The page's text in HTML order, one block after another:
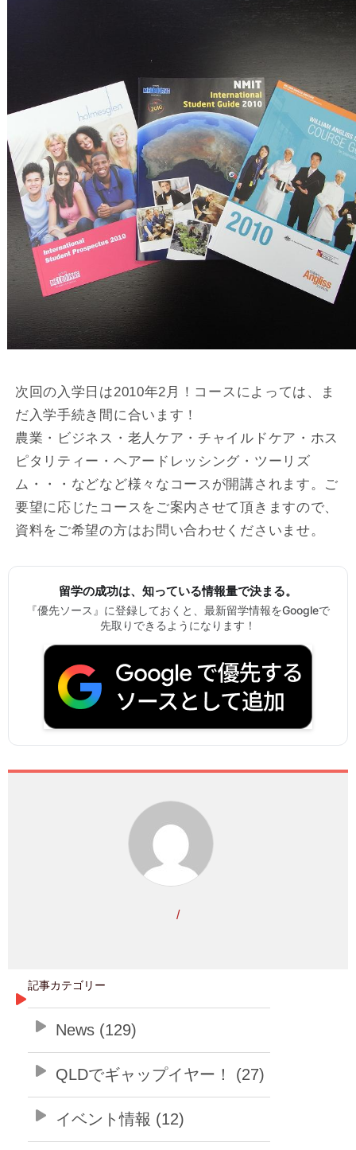
次回の入学日は2010年2月！コースによっては、ま
だ入学手続き間に合います！
農業・ビジネス・老人ケア・チャイルドケア・ホス
ピタリティー・ヘアードレッシング・ツーリズ
ム・・・などなど様々なコースが開講されます。ご
要望に応じたコースをご案内させて頂きますので、
資料をご希望の方はお問い合わせくださいませ。
留学の成功は、知っている情報量で決まる。
『優先ソース』に登録しておくと、最新留学情報をGoogleで
先取りできるようになります！
/
記事カテゴリー
News (129)
QLDでギャップイヤー！ (27)
イベント情報 (12)